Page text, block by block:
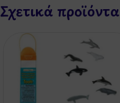
Σχετικά προϊόντα